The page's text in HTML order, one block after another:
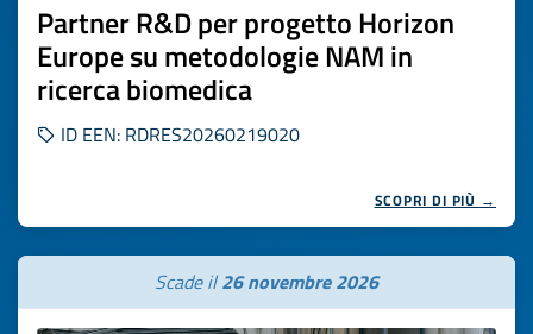
Partner R&D per progetto Horizon
Europe su metodologie NAM in
ricerca biomedica
ID EEN: RDRES20260219020
SCOPRI DI PIÙ →
Scade il26 novembre 2026